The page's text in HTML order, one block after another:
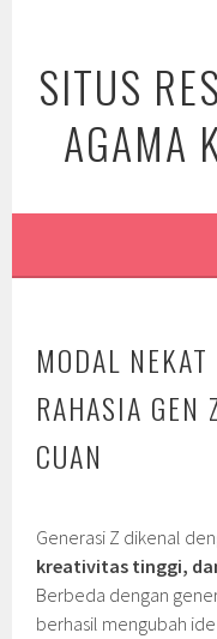
content
SITUS
AGAMA
MODAL
RAHASIA GEN
CUAN
Generasi Z dikenal
kreativitas tinggi,
Berbeda dengan
berhasil mengubah